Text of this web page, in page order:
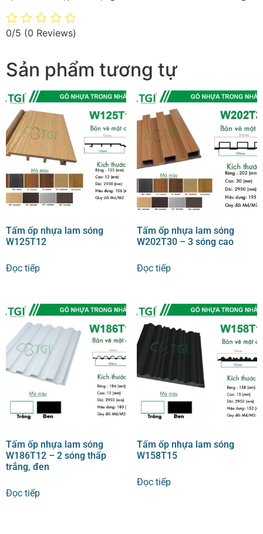
0/5 (0 Reviews)
Sản phẩm tương tự
Tấm ốp nhựa lam sóng
W125T12
Đọc tiếp
Tấm ốp nhựa lam sóng
W202T30 – 3 sóng cao
Đọc tiếp
Tấm ốp nhựa lam sóng
W186T12 – 2 sóng thấp
trắng, đen
Đọc tiếp
Tấm ốp nhựa lam sóng
W158T15
Đọc tiếp